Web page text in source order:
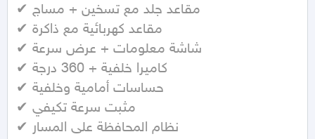
✔ مقاعد جلد مع تسخين + مساج
✔ مقاعد كهربائية مع ذاكرة
✔ شاشة معلومات + عرض سرعة
✔ كاميرا خلفية + 360 درجة
✔ حساسات أمامية وخلفية
✔ مثبت سرعة تكيفي
✔ نظام المحافظة على المسار